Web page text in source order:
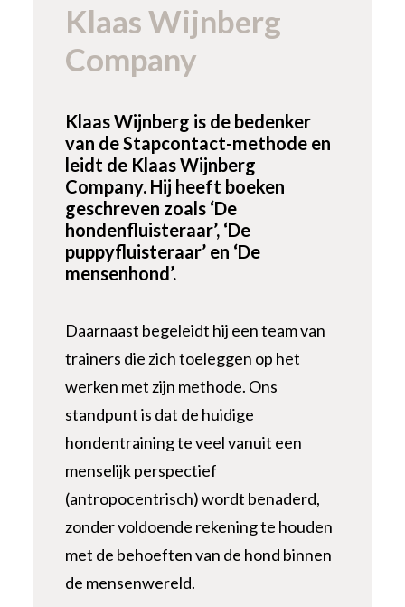
Klaas Wijnberg
Company
Klaas Wijnberg is de bedenker
van de Stapcontact-methode en
leidt de Klaas Wijnberg
Company. Hij heeft boeken
geschreven zoals ‘De
hondenfluisteraar’, ‘De
puppyfluisteraar’ en ‘De
mensenhond’.
Daarnaast begeleidt hij een team van
trainers die zich toeleggen op het
werken met zijn methode. Ons
standpunt is dat de huidige
hondentraining te veel vanuit een
menselijk perspectief
(antropocentrisch) wordt benaderd,
zonder voldoende rekening te houden
met de behoeften van de hond binnen
de mensenwereld.